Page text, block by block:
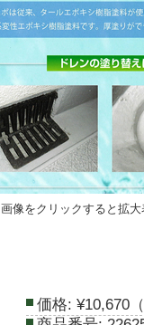
画像をクリックすると拡大
価格: ¥10,670